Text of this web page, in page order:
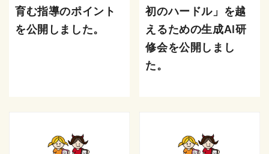
育む指導のポイント
を公開しました。
初のハードル」を越
えるための生成AI研
修会を公開しまし
た。